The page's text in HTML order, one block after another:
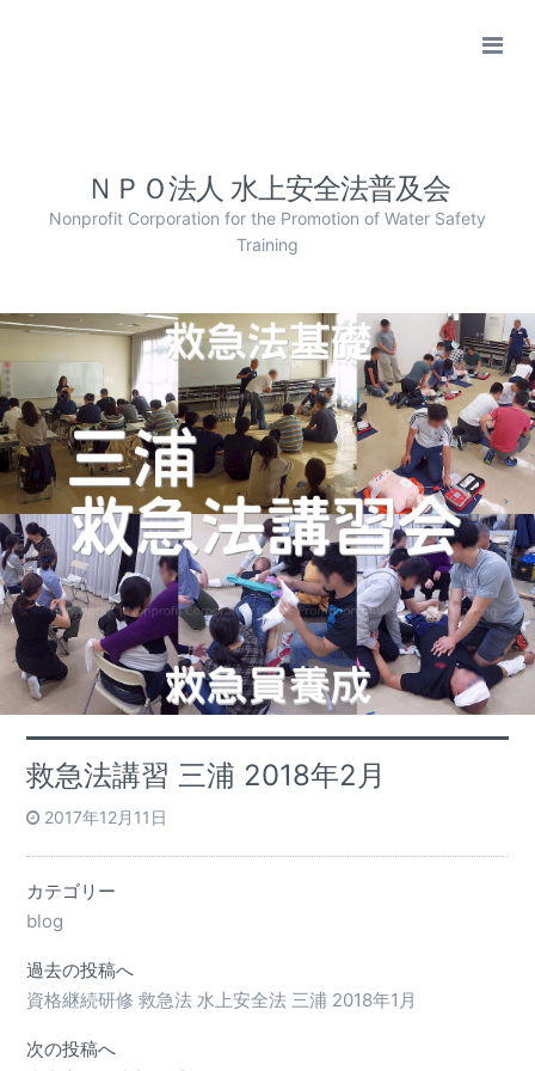
ＮＰＯ法人 水上安全法普及会
Nonprofit Corporation for the Promotion of Water Safety
Training
救急法講習 三浦 2018年2月
2017年12月11日
カテゴリー
blog
過去の投稿へ
資格継続研修 救急法 水上安全法 三浦 2018年1月
次の投稿へ